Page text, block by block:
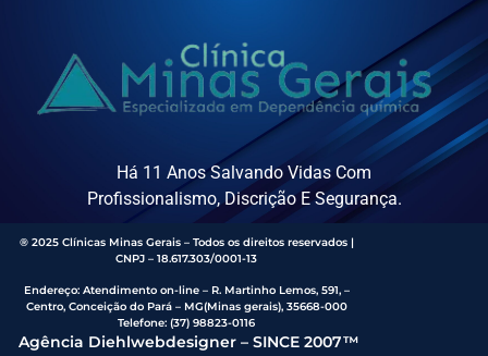
Há 11 Anos Salvando Vidas Com
Profissionalismo, Discrição E Segurança.
® 2025 Clínicas Minas Gerais – Todos os direitos reservados |
CNPJ – 18.617.303/0001-13
Endereço: Atendimento on-line – R. Martinho Lemos, 591, –
Centro, Conceição do Pará – MG(Minas gerais), 35668-000
Telefone:(37) 98823-0116
Agência Diehlwebdesigner – SINCE 2007™